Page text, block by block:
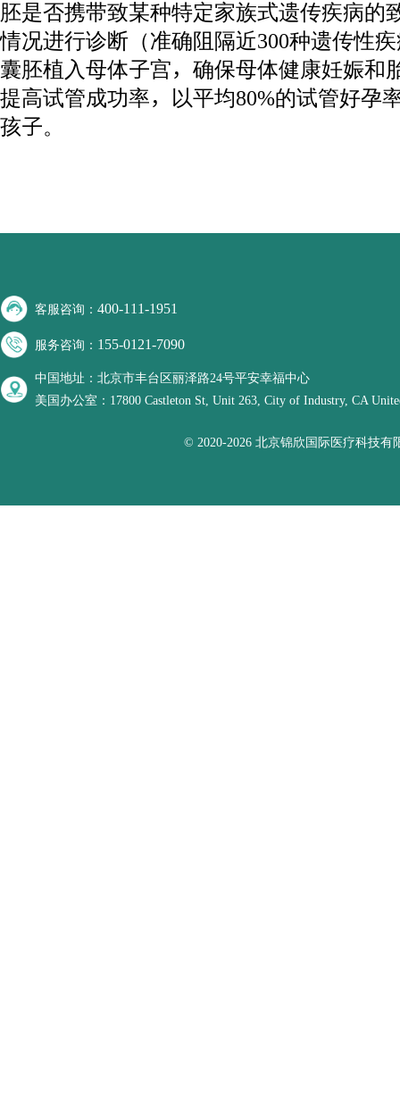
胚是否携带致某种特定家族式遗传疾病的
情况进行诊断（准确阻隔近300种遗传性
囊胚植入母体子宫，确保母体健康妊娠和
提高试管成功率，以平均80%的试管好孕
孩子。
客服咨询：400-111-1951
服务咨询： 155-0121-7090
中国地址：北京市丰台区丽泽路24号平安幸福中心
美国办公室：17800 Castleton St, Unit 263, City of Industry, CA
© 2020-2026 北京锦欣国际医疗科